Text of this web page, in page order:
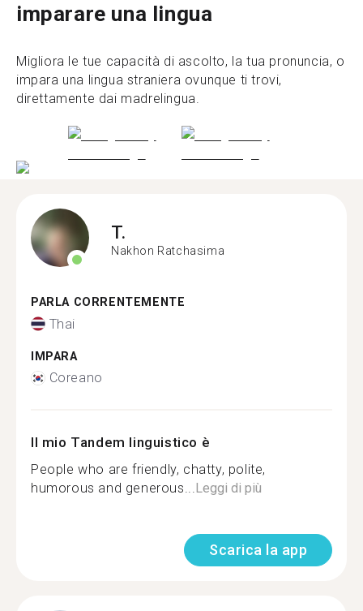
imparare una lingua
Migliora le tue capacità di ascolto, la tua pronuncia, o
impara una lingua straniera ovunque ti trovi,
direttamente dai madrelingua.
T.
Nakhon Ratchasima
PARLA CORRENTEMENTE
Thai
IMPARA
Coreano
Il mio Tandem linguistico è
People who are friendly, chatty, polite,
humorous and generous...Leggi di più
Scarica la app